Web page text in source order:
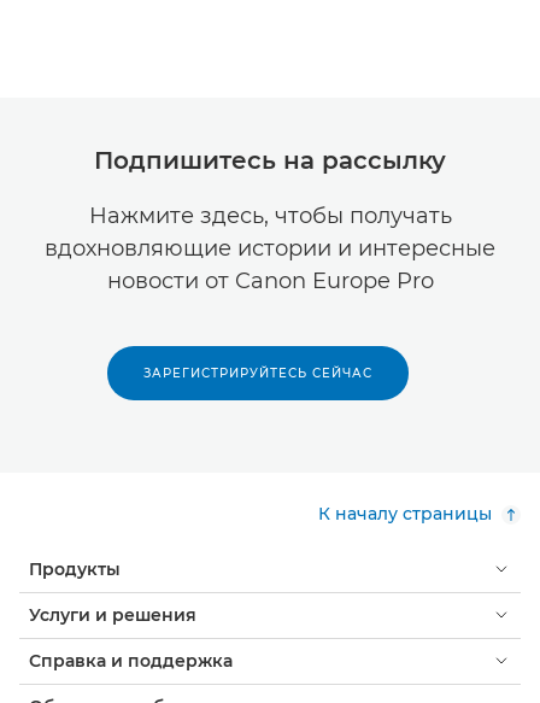
Подпишитесь на рассылку
Нажмите здесь, чтобы получать
вдохновляющие истории и интересные
новости от Canon Europe Pro
ЗАРЕГИСТРИРУЙТЕСЬ СЕЙЧАС
К началу страницы
Продукты
Услуги и решения
Справка и поддержка